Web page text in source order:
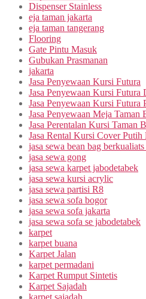
Dispenser Stainless
eja taman jakarta
eja taman tangerang
Flooring
Gate Pintu Masuk
Gubukan Prasmanan
jakarta
Jasa Penyewaan Kursi Futura
Jasa Penyewaan Kursi Futura
Jasa Penyewaan Kursi Futura
Jasa Penyewaan Meja Taman
Jasa Perentalan Kursi Taman
Jasa Rental Kursi Cover
jasa sewa bean bag
jasa sewa gong
jasa sewa karpet jabodetabek
jasa sewa kursi acrylic
jasa sewa partisi R8
jasa sewa sofa bogor
jasa sewa sofa jakarta
jasa sewa sofa se jabodetabek
karpet
karpet buana
Karpet Jalan
karpet permadani
Karpet Rumput Sintetis
Karpet Sajadah
karpet sajadah